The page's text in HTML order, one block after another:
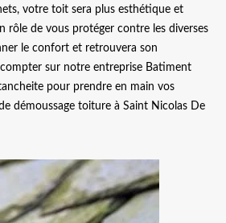
votre toit sera plus esthétique et
rôle de vous protéger contre les diverses
le confort et retrouvera son
sur notre entreprise Batiment
pour prendre en main vos
démoussage toiture à Saint Nicolas De